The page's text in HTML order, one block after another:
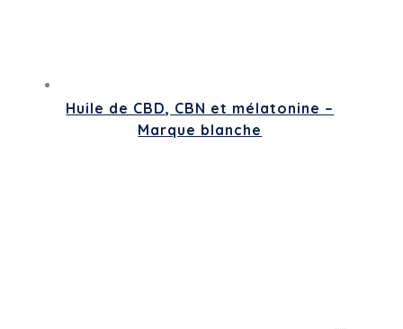
Huile de CBD, CBN et mélatonine –
Marque blanche